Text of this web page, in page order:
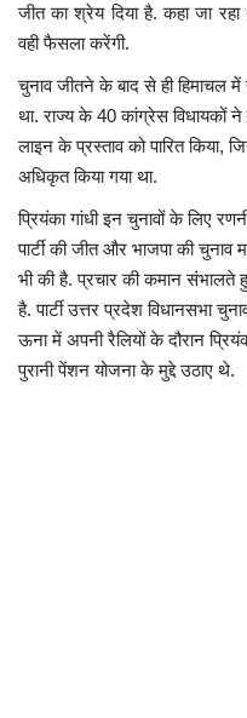
जीत का श्रेय दिया है. कहा जा
वही फैसला करेंगी.
चुनाव जीतने के बाद से ही हिमाचल
था. राज्य के 40 कांग्रेस विधायकों ने
लाइन के प्रस्ताव को पारित किया,
अधिकृत किया गया था.
प्रियंका गांधी इन चुनावों के लिए
पार्टी की जीत और भाजपा की
भी की है. प्रचार की कमान संभालते
है. पार्टी उत्तर प्रदेश विधानसभा
ऊना में अपनी रैलियों के दौरान
पुरानी पेंशन योजना के मुद्दे उठाए थे.